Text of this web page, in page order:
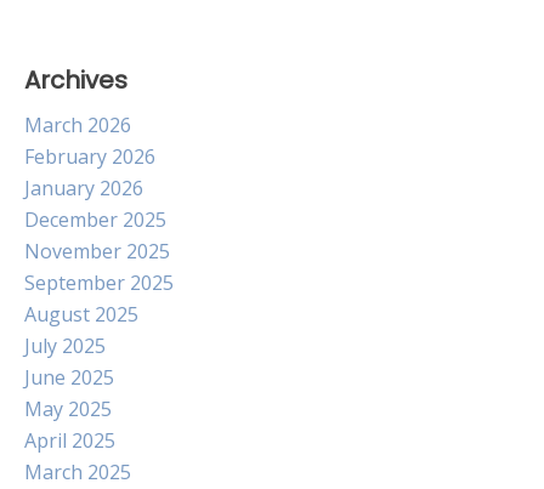
Archives
March 2026
February 2026
January 2026
December 2025
November 2025
September 2025
August 2025
July 2025
June 2025
May 2025
April 2025
March 2025